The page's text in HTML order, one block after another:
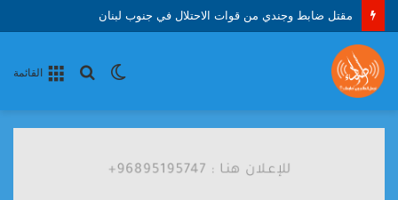
مقتل ضابط وجندي من قوات الاحتلال في جنوب لبنان
القائمة
بحث الوضع